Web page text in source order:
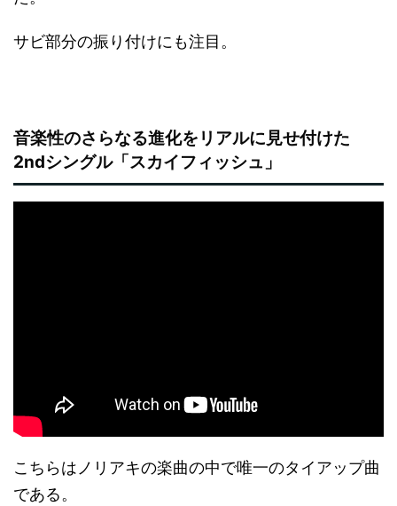
サビ部分の振り付けにも注目。
音楽性のさらなる進化をリアルに見せ付けた
2ndシングル「スカイフィッシュ」
こちらはノリアキの楽曲の中で唯一のタイアップ曲
である。